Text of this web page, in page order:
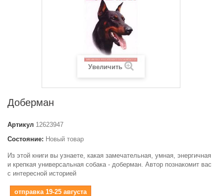
Увеличить
Доберман
Артикул 12623947
Состояние: Новый товар
Из этой книги вы узнаете, какая замечательная, умная, энергичная
и крепкая универсальная собака - доберман. Автор познакомит вас
с интересной историей
отправка 19-25 августа